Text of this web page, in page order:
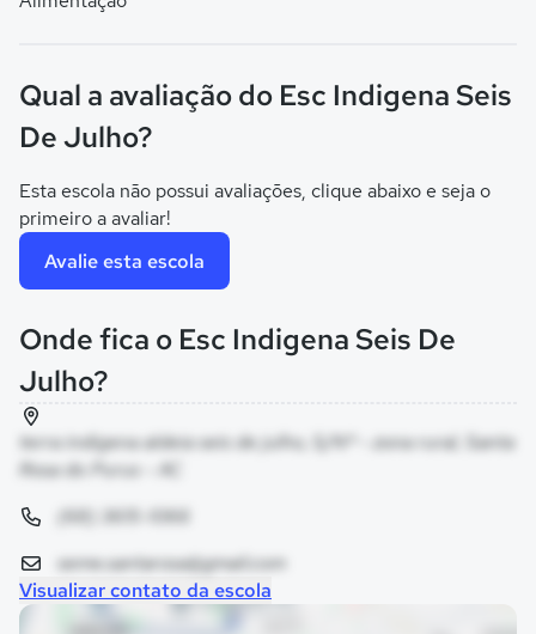
Qual a avaliação do Esc Indigena Seis
De Julho?
Esta escola não possui avaliações, clique abaixo e seja o
primeiro a avaliar!
Avalie esta escola
Onde fica o Esc Indigena Seis De
Julho?
terra indigena aldeia seis de julho, S/Nº - zona rural, Santa
Rosa do Purus - AC
(68) 3615-1066
seme.santarosa@gmail.com
Visualizar contato da escola